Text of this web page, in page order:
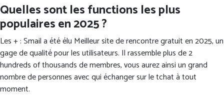
Quelles sont les functions les plus
populaires en 2025 ?
Les + : Smail a été élu Meilleur site de rencontre gratuit en 2025, un
gage de qualité pour les utilisateurs. Il rassemble plus de 2
hundreds of thousands de membres, vous aurez ainsi un grand
nombre de personnes avec qui échanger sur le tchat à tout
moment.